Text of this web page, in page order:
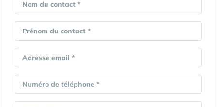
Nom du contact *
Prénom du contact *
Adresse email *
Numéro de téléphone *